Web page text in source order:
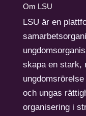
Om LSU
LSU är en
skapa en stark,
och ungas
organisering i